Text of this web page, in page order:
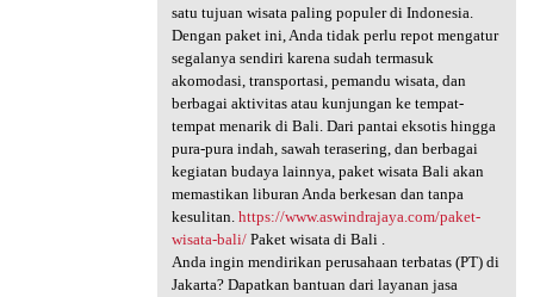
satu tujuan wisata paling populer di Indonesia.
Dengan paket ini, Anda tidak perlu repot mengatur
segalanya sendiri karena sudah termasuk
akomodasi, transportasi, pemandu wisata, dan
berbagai aktivitas atau kunjungan ke tempat-
tempat menarik di Bali. Dari pantai eksotis hingga
pura-pura indah, sawah terasering, dan berbagai
kegiatan budaya lainnya, paket wisata Bali akan
memastikan liburan Anda berkesan dan tanpa
kesulitan. https://www.aswindrajaya.com/paket-
wisata-bali/Paket wisata di Bali .
Anda ingin mendirikan perusahaan terbatas (PT) di
Jakarta? Dapatkan bantuan dari layanan jasa